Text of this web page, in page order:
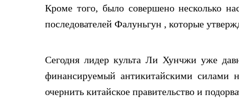
Кроме того, было совершено несколько
последователей Фалуньгун , которые
Сегодня лидер культа Ли Хунчжи уже
финансируемый антикитайскими силами
очернить китайское правительство и